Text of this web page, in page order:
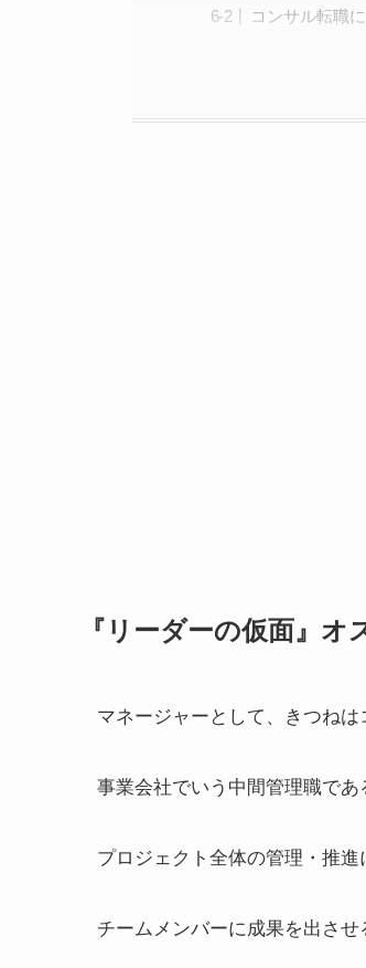
コンサル転職
『リーダーの仮面』オ
マネージャーとして、きつねは
事業会社でいう中間管理職であ
プロジェクト全体の管理・推
チームメンバーに成果を出させ